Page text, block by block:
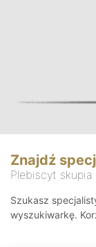
Znajdź
Plebiscyt
Szukasz
wyszukiwarkę.